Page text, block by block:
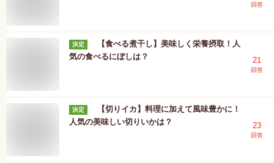
回答
決定
【食べる煮干し】美味しく栄養摂取！人
気の食べるにぼしは？
21
回答
決定
【切りイカ】料理に加えて風味豊かに！
人気の美味しい切りいかは？
23
回答